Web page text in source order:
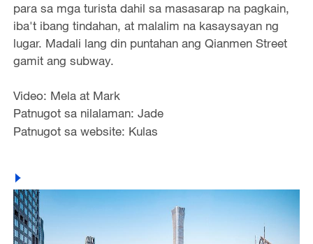
para sa mga turista dahil sa masasarap na pagkain,
iba't ibang tindahan, at malalim na kasaysayan ng
lugar. Madali lang din puntahan ang Qianmen Street
gamit ang subway.
Video: Mela at Mark
Patnugot sa nilalaman: Jade
Patnugot sa website: Kulas